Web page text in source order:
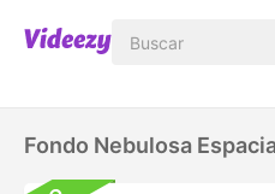
Fondo Nebulosa